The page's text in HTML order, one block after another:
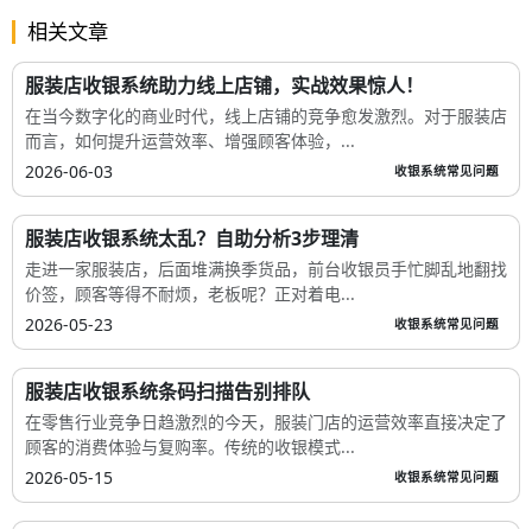
相关文章
服装店收银系统助力线上店铺，实战效果惊人！
在当今数字化的商业时代，线上店铺的竞争愈发激烈。对于服装店
而言，如何提升运营效率、增强顾客体验，...
2026-06-03
收银系统常见问题
服装店收银系统太乱？自助分析3步理清
走进一家服装店，后面堆满换季货品，前台收银员手忙脚乱地翻找
价签，顾客等得不耐烦，老板呢？正对着电...
2026-05-23
收银系统常见问题
服装店收银系统条码扫描告别排队
在零售行业竞争日趋激烈的今天，服装门店的运营效率直接决定了
顾客的消费体验与复购率。传统的收银模式...
2026-05-15
收银系统常见问题